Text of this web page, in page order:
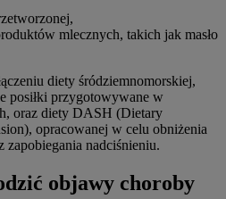
mlecznych, takich jak masło
diety śródziemnomorskiej,
posiłki przygotowywane w
oraz diety DASH (Dietary
opracowanej w celu obniżenia
nadciśnieniu.
objawy choroby